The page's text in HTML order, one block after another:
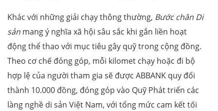
Khác với những giải chạy thông thường, Bước chân Di
sản mang ý nghĩa xã hội sâu sắc khi gắn liền hoạt
động thể thao với mục tiêu gây quỹ trong cộng đồng.
Theo cơ chế đóng góp, mỗi kilomet chạy hoặc đi bộ
hợp lệ của người tham gia sẽ được ABBANK quy đổi
thành 10.000 đồng, đóng góp vào Quỹ Phát triển các
làng nghề di sản Việt Nam, với tổng mức cam kết tối